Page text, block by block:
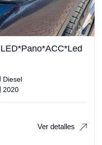
Diesel
2020
Ver detalles